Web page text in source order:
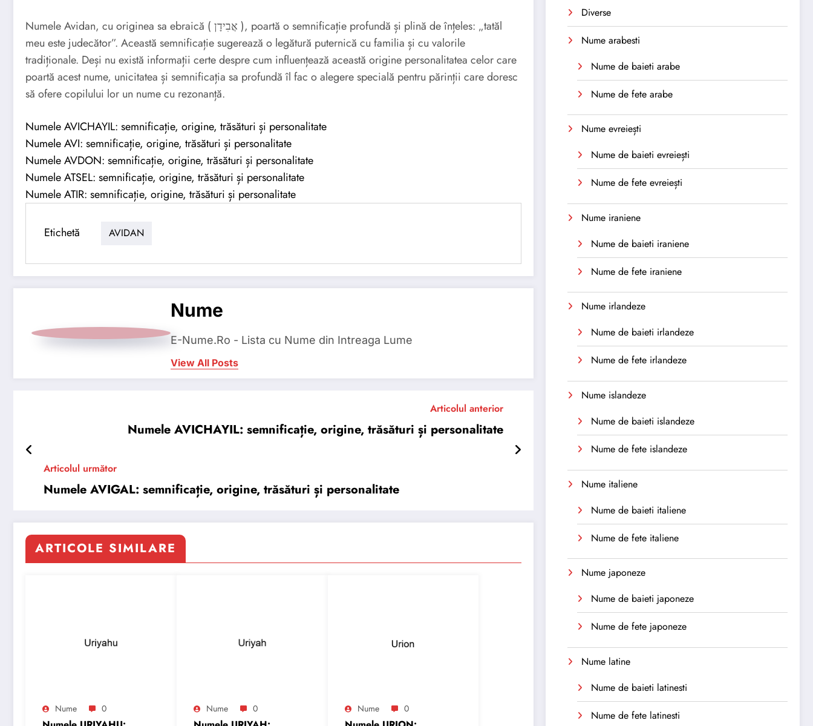
Numele Avidan, cu originea sa ebraică ( אֲבִידָן ), poartă o semnificație profundă și plină de înțeles: „tatăl
meu este judecător”. Această semnificație sugerează o legătură puternică cu familia și cu valorile
tradiționale. Deși nu există informații certe despre cum influențează această origine personalitatea celor care
poartă acest nume, unicitatea și semnificația sa profundă îl fac o alegere specială pentru părinții care doresc
să ofere copilului lor un nume cu rezonanță.
Numele AVICHAYIL: semnificație, origine, trăsături și personalitate
Numele AVI: semnificație, origine, trăsături și personalitate
Numele AVDON: semnificație, origine, trăsături și personalitate
Numele ATSEL: semnificație, origine, trăsături și personalitate
Numele ATIR: semnificație, origine, trăsături și personalitate
Etichetă AVIDAN
Nume
E-Nume.Ro - Lista cu Nume din Intreaga Lume
View All Posts
Articolul anterior
Numele AVICHAYIL: semnificație, origine, trăsături și personalitate
Articolul următor
Numele AVIGAL: semnificație, origine, trăsături și personalitate
ARTICOLE SIMILARE
Nume 0 Nume 0 Nume 0
Diverse
Nume arabesti
Nume de baieti arabe
Nume de fete arabe
Nume evreiești
Nume de baieti evreiești
Nume de fete evreiești
Nume iraniene
Nume de baieti iraniene
Nume de fete iraniene
Nume irlandeze
Nume de baieti irlandeze
Nume de fete irlandeze
Nume islandeze
Nume de baieti islandeze
Nume de fete islandeze
Nume italiene
Nume de baieti italiene
Nume de fete italiene
Nume japoneze
Nume de baieti japoneze
Nume de fete japoneze
Nume latine
Nume de baieti latinesti
Nume de fete latinesti